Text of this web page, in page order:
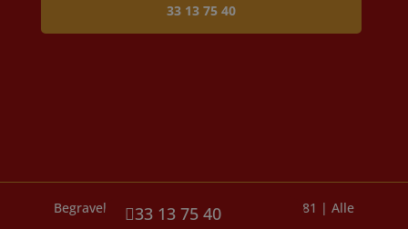
33 13 75 40
Begravelse Danmark A/S – lokal siden 1881 | Alle
33 13 75 40